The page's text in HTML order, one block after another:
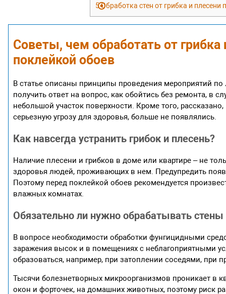
5Обработка стен от грибка и плесени
Советы, чем обработать от
поклейкой обоев
В статье описаны принципы проведения мероприятий
получить ответ на вопрос, как обойтись без ремонта, в
небольшой участок поверхности. Кроме того,
серьезную угрозу для здоровья, больше не появлялись.
Как навсегда устранить грибок и плесень?
Наличие плесени и грибков в доме или квартире – не
здоровья людей, проживающих в нем. Предупредить
Поэтому перед поклейкой обоев рекомендуется
влажных комнатах.
Обязательно ли нужно обрабатывать
В вопросе необходимости обработки фунгицидными
заражения высок и в помещениях с неблагоприятными
образоваться, например, при затоплении соседями, при
Тысячи болезнетворных микроорганизмов проникает в
окон и форточек, на домашних животных, поэтому риск